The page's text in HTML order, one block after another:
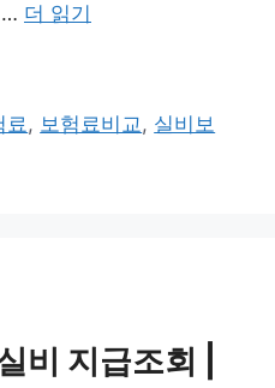
… 더 읽기
료, 보험료비교, 실비보
비 지급조회 |